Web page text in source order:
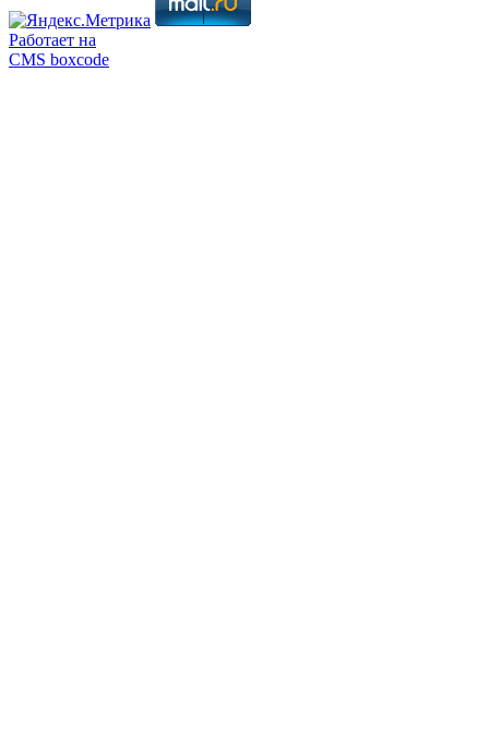
Работает на
CMS boxcode